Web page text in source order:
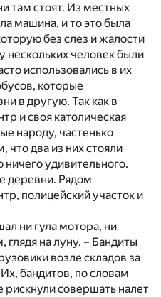
там стоят. Из местных
машина, и то это была
без слез и жалости
нескольких человек были
использовались в их
которые
в другую. Так как в
и своя католическая
народу, частенько
что два из них стояли
удивительного.
деревни. Рядом
полицейский участок и
ни гула мотора, ни
на луну. – Бандиты
возле складов за
бандитов, по словам
рискнули совершать налет